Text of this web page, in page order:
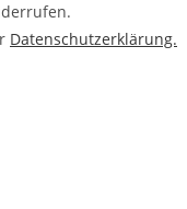
Datenschutzerklärung.